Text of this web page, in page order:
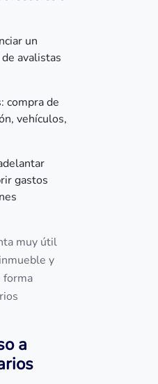
un
avalistas
compra de
vehículos,
gastos
muy útil
y
forma
a